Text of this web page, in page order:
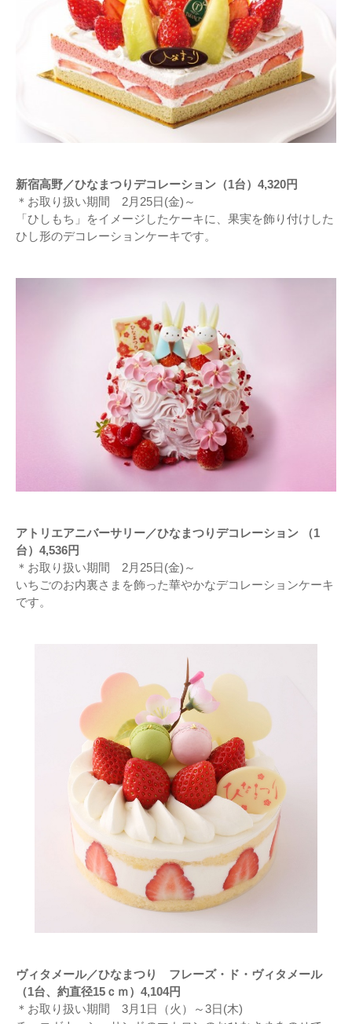
新宿高野／ひなまつりデコレーション（1台）4,320円
＊お取り扱い期間 2月25日(金)～
「ひしもち」をイメージしたケーキに、果実を飾り付けした
ひし形のデコレーションケーキです。
アトリエアニバーサリー／ひなまつりデコレーション （1
台）4,536円
＊お取り扱い期間 2月25日(金)～
いちごのお内裏さまを飾った華やかなデコレーションケーキ
です。
ヴィタメール／ひなまつり フレーズ・ド・ヴィタメール
（1台、約直径15ｃｍ）4,104円
＊お取り扱い期間 3月1日（火）～3日(木)